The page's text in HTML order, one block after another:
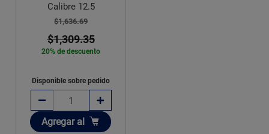
Calibre 12.5
$1,636.69
$1,309.35
20% de descuento
Disponible sobre pedido
Añadir
Agregar al